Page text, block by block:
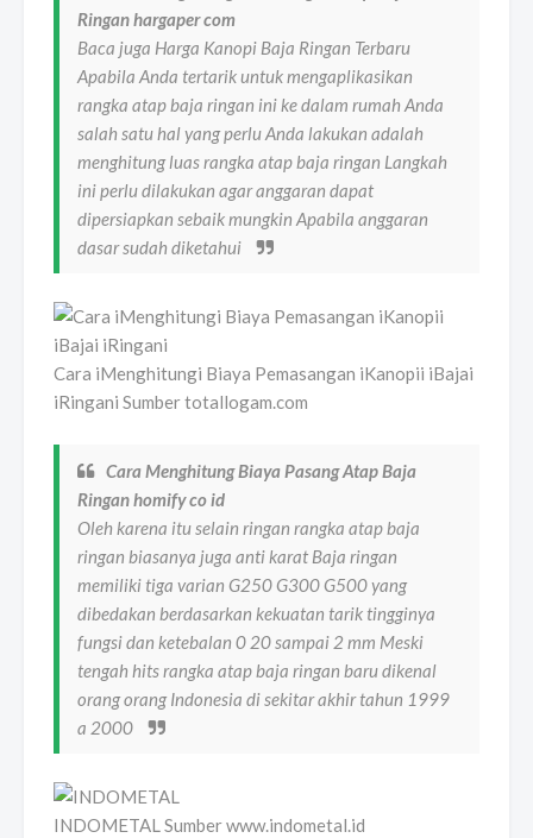
Ringan hargaper com
Baca juga Harga Kanopi Baja Ringan Terbaru
Apabila Anda tertarik untuk mengaplikasikan
rangka atap baja ringan ini ke dalam rumah Anda
salah satu hal yang perlu Anda lakukan adalah
menghitung luas rangka atap baja ringan Langkah
ini perlu dilakukan agar anggaran dapat
dipersiapkan sebaik mungkin Apabila anggaran
dasar sudah diketahui
Cara iMenghitungi Biaya Pemasangan iKanopii iBajai
iRingani Sumber totallogam.com
Cara Menghitung Biaya Pasang Atap Baja
Ringan homify co id
Oleh karena itu selain ringan rangka atap baja
ringan biasanya juga anti karat Baja ringan
memiliki tiga varian G250 G300 G500 yang
dibedakan berdasarkan kekuatan tarik tingginya
fungsi dan ketebalan 0 20 sampai 2 mm Meski
tengah hits rangka atap baja ringan baru dikenal
orang orang Indonesia di sekitar akhir tahun 1999
a 2000
INDOMETAL Sumber www.indometal.id